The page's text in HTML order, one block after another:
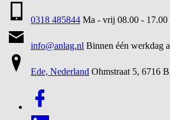
0318 485844 Ma - vrij 08.00 - 17.00
info@anlag.nl Binnen één werkdag
Ede, Nederland Ohmstraat 5, 6716